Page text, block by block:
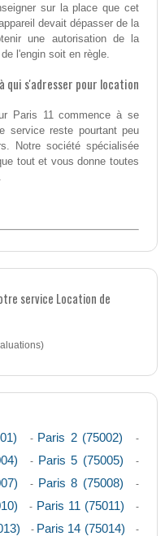
sur la place que cet
devait dépasser de la
une autorisation de la
l'engin soit en règle.
qui s'adresser pour location
Paris 11 commence à se
service reste pourtant peu
Notre société spécialisée
tout et vous donne toutes
service Location de
- Paris 2 (75002) -
- Paris 5 (75005) -
- Paris 8 (75008) -
- Paris 11 (75011) -
- Paris 14 (75014) -